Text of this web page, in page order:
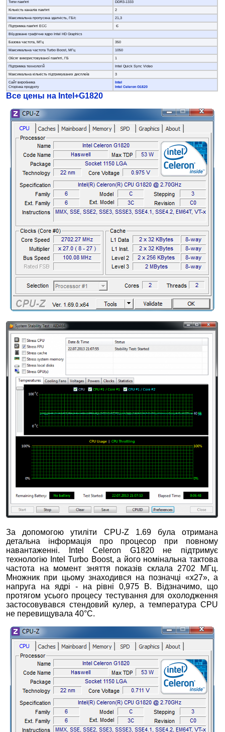
Типи пам'яті
DDR3-1333
Кількість каналів пам'яті
2
Максимальна пропускна здатність, ГБ/c
21,3
Підтримка пам'яті ECC
Є
Вбудоване графічне ядро Intel HD Graphics
Базова частота, МГц
350
Максимальна частота Turbo Boost, МГц
1050
Обсяг використовуваної пам'яті, ГБ
1
Підтримка технологій
Intel Quick Sync Video
Максимальна кількість підтримуваних дисплеїв
3
Сайт виробника
Сторінка продукту
Intel
Intel Celeron G1820
Все цены на Intel+G1820
За допомогою утиліти CPU-Z 1.69 була отримана
детальна інформація про процесор при повному
навантаженні. Intel Celeron G1820 не підтримує
технологію Intel Turbo Boost, а його номінальна тактова
частота на момент зняття показів склала 2702 МГц.
Множник при цьому знаходився на позначці «х27», а
напруга на ядрі - на рівні 0,975 В. Відзначимо, що
протягом усього процесу тестування для охолодження
застосовувався стендовий кулер, а температура CPU
не перевищувала 40°С.